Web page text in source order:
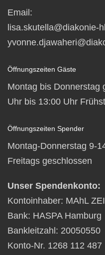
Email:
lisa.skutella@diakonie-
Öffnungszeiten Gäste
Montag bis Donnerstag
Uhr bis 13:00 Uhr
Öffnungszeiten Spender
Montag-Donnerstag 9-
Freitags geschlossen
Unser Spendenkonto:
Kontoinhaber: MAhL
Bank: HASPA Hamburg
Bankleitzahl: 20050550
Konto-Nr. 1268 112 487